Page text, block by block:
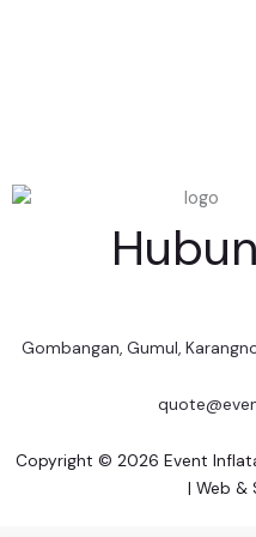
Gombangan, Gumul,
Copyright © 2026 Event
| Web &